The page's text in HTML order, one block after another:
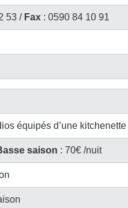
53 / Fax : 0590 84 10 91
équipés d’une kitchenette
saison : 70€ /nuit